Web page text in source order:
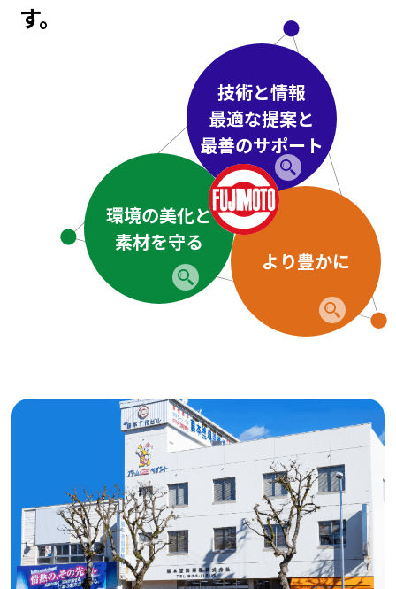
す。
環境の美化と
素材を守る
技術と情報
最適な提案と
最善のサポート
より豊かに